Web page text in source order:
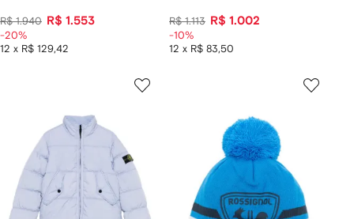
R$ 1.940 R$ 1.553
12 x R$ 129,42
-20%
R$ 1.113 R$ 1.002
12 x R$ 83,50
-10%